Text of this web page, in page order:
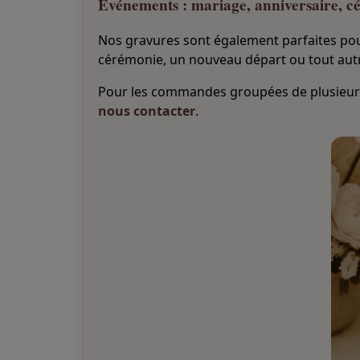
Nos gravures sont également parfaites
cérémonie, un nouveau départ ou tout
Pour les commandes groupées de
nous contacter.